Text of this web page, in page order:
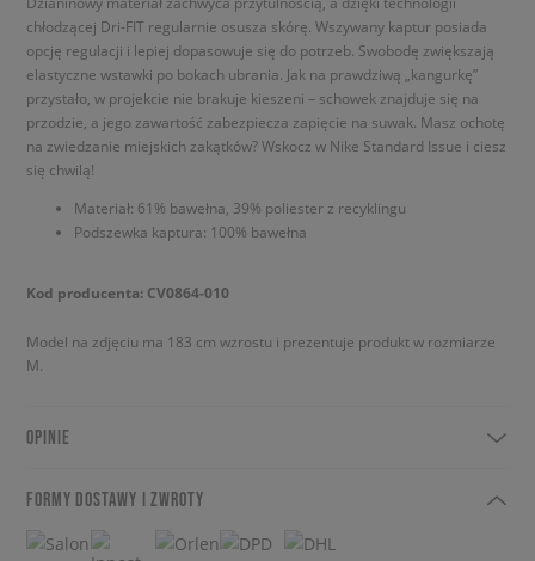
chłodzącej Dri-FIT regularnie osusza skórę. Wszywany kaptur posiada
opcję regulacji i lepiej dopasowuje się do potrzeb. Swobodę zwiększają
elastyczne wstawki po bokach ubrania. Jak na prawdziwą „kangurkę”
przystało, w projekcie nie brakuje kieszeni – schowek znajduje się na
przodzie, a jego zawartość zabezpiecza zapięcie na suwak. Masz ochotę
na zwiedzanie miejskich zakątków? Wskocz w Nike Standard Issue i ciesz
się chwilą!
Materiał: 61% bawełna, 39% poliester z recyklingu
Podszewka kaptura: 100% bawełna
Kod producenta: CV0864-010
Model na zdjęciu ma 183 cm wzrostu i prezentuje produkt w rozmiarze
M.
OPINIE
FORMY DOSTAWY I ZWROTY